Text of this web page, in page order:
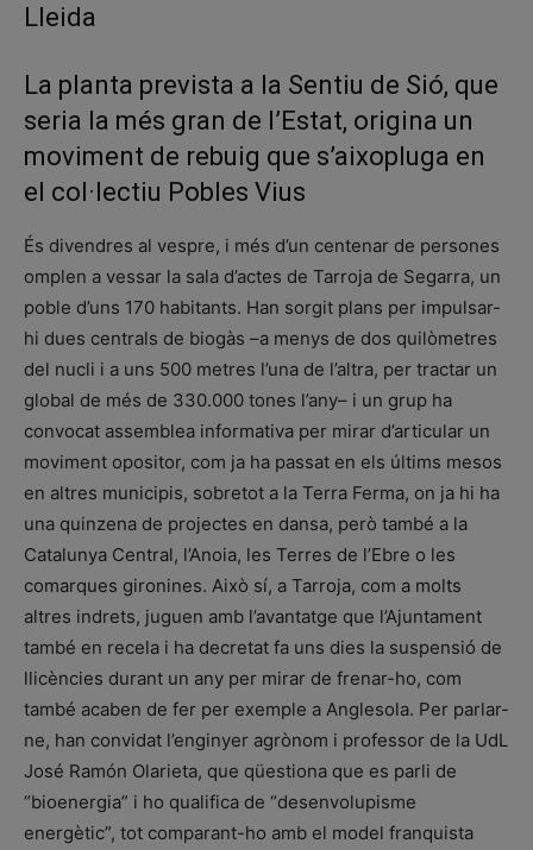
Lleida
La planta prevista a la Sentiu de Sió, que
seria la més gran de l’Estat, origina un
moviment de rebuig que s’aixopluga en
el col·lectiu Pobles Vius
És divendres al vespre, i més d’un centenar de persones
omplen a vessar la sala d’actes de Tarroja de Segarra, un
poble d’uns 170 habitants. Han sorgit plans per impulsar-
hi dues centrals de biogàs –a menys de dos quilòmetres
del nucli i a uns 500 metres l’una de l’altra, per tractar un
global de més de 330.000 tones l’any– i un grup ha
convocat assemblea informativa per mirar d’articular un
moviment opositor, com ja ha passat en els últims mesos
en altres municipis, sobretot a la Terra Ferma, on ja hi ha
una quinzena de projectes en dansa, però també a la
Catalunya Central, l’Anoia, les Terres de l’Ebre o les
comarques gironines. Això sí, a Tarroja, com a molts
altres indrets, juguen amb l’avantatge que l’Ajuntament
també en recela i ha decretat fa uns dies la suspensió de
llicències durant un any per mirar de frenar-ho, com
també acaben de fer per exemple a Anglesola. Per parlar-
ne, han convidat l’enginyer agrònom i professor de la UdL
José Ramón Olarieta, que qüestiona que es parli de
“bioenergia” i ho qualifica de “desenvolupisme
energètic”, tot comparant-ho amb el model franquista